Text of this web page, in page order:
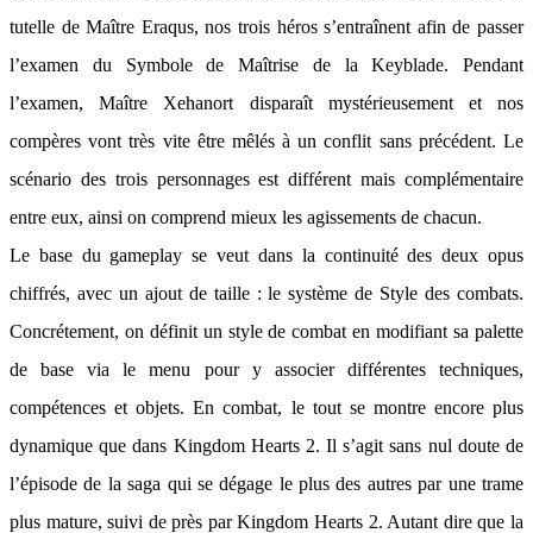
tutelle de Maître Eraqus, nos trois héros s’entraînent afin de passer
l’examen du Symbole de Maîtrise de la Keyblade. Pendant
l’examen, Maître Xehanort disparaît mystérieusement et nos
compères vont très vite être mêlés à un conflit sans précédent. Le
scénario des trois personnages est différent mais complémentaire
entre eux, ainsi on comprend mieux les agissements de chacun.
Le base du gameplay se veut dans la continuité des deux opus
chiffrés, avec un ajout de taille : le système de Style des combats.
Concrétement, on définit un style de combat en modifiant sa palette
de base via le menu pour y associer différentes techniques,
compétences et objets. En combat, le tout se montre encore plus
dynamique que dans Kingdom Hearts 2. Il s’agit sans nul doute de
l’épisode de la saga qui se dégage le plus des autres par une trame
plus mature, suivi de près par Kingdom Hearts 2. Autant dire que la